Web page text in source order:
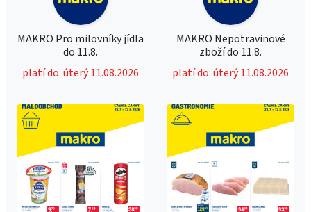
MAKRO Pro milovníky jídla
do 11.8.
platí do: úterý 11.08.2026
MAKRO Nepotravinové
zboží do 11.8.
platí do: úterý 11.08.2026